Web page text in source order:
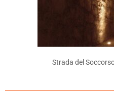
Strada del